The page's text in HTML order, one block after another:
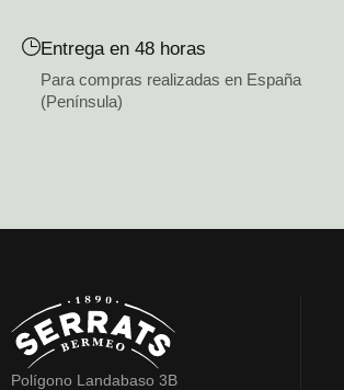
Entrega en 48 horas
Para compras realizadas en España
(Península)
Polígono Landabaso 3B